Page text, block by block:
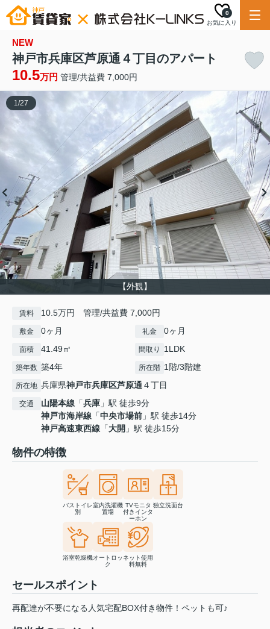
お気に入り
0
NEW
神戸市兵庫区芦原通４丁目のアパート
10.5万円 管理/共益費 7,000円
【外観】
1/27
賃料 10.5万円 管理/共益費 7,000円
敷金 0ヶ月 礼金 0ヶ月
面積 41.49㎡ 間取り 1LDK
築年数 築4年 所在階 1階/3階建
所在地 兵庫県神戸市兵庫区芦原通４丁目
交通 山陽本線 「兵庫 」駅 徒歩9分
神戸市海岸線 「中央市場前 」駅 徒歩14分
神戸高速東西線 「大開 」駅 徒歩15分
物件の特徴
バストイレ
別
室内洗濯機
置場
TVモニタ
付きインタ
ーホン
独立洗面台
浴室乾燥機オートロッ
ク
ネット使用
料無料
セールスポイント
再配達が不要になる人気宅配BOX付き物件！ペットも可♪